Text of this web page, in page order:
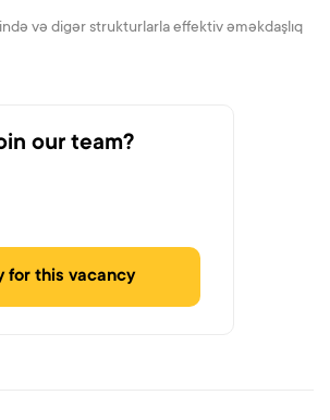
və digər strukturlarla effektiv əməkdaşlıq
our team?
for this vacancy